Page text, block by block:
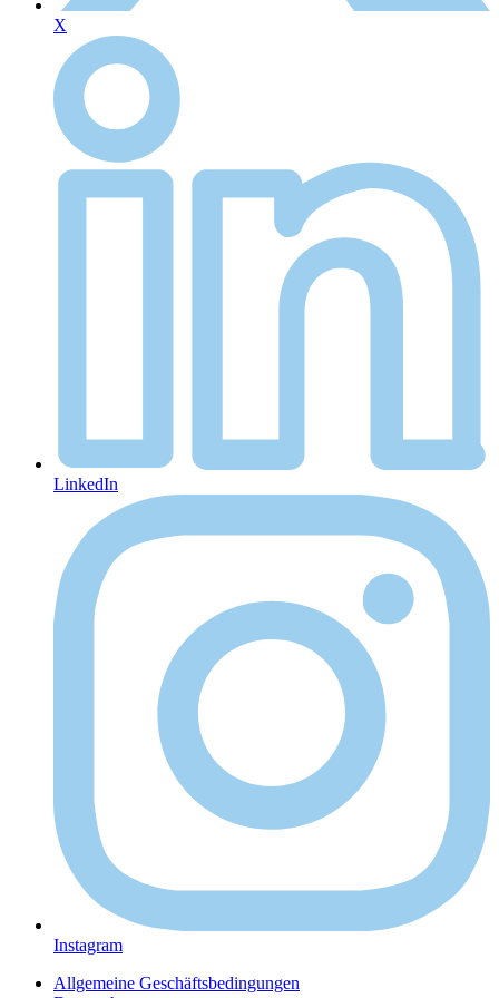
X
LinkedIn
Instagram
Allgemeine Geschäftsbedingungen